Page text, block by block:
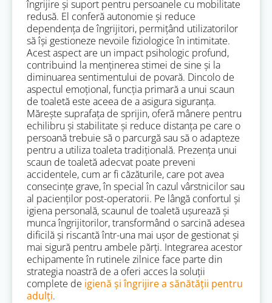
îngrijire și suport pentru persoanele cu mobilitate
redusă. El conferă autonomie și reduce
dependența de îngrijitori, permițând utilizatorilor
să își gestioneze nevoile fiziologice în intimitate.
Acest aspect are un impact psihologic profund,
contribuind la menținerea stimei de sine și la
diminuarea sentimentului de povară. Dincolo de
aspectul emoțional, funcția primară a unui scaun
de toaletă este aceea de a asigura siguranța.
Mărește suprafața de sprijin, oferă mânere pentru
echilibru și stabilitate și reduce distanța pe care o
persoană trebuie să o parcurgă sau să o adapteze
pentru a utiliza toaleta tradițională. Prezența unui
scaun de toaletă adecvat poate preveni
accidentele, cum ar fi căzăturile, care pot avea
consecințe grave, în special în cazul vârstnicilor sau
al pacienților post-operatorii. Pe lângă confortul și
igiena personală, scaunul de toaletă ușurează și
munca îngrijitorilor, transformând o sarcină adesea
dificilă și riscantă într-una mai ușor de gestionat și
mai sigură pentru ambele părți. Integrarea acestor
echipamente în rutinele zilnice face parte din
strategia noastră de a oferi acces la soluții
complete de igienă și îngrijire a sănătății pentru
adulți.